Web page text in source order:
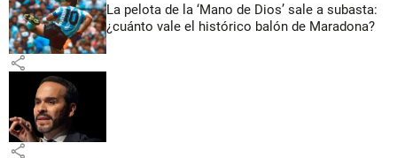
La pelota de la ‘Mano de Dios’ sale a subasta:
¿cuánto vale el histórico balón de Maradona?
share
share